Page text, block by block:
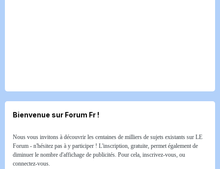
Bienvenue sur Forum Fr !
Nous vous invitons à découvrir les centaines de milliers de sujets existants sur LE
Forum - n'hésitez pas à y participer ! L'inscription, gratuite, permet également de
diminuer le nombre d'affichage de publicités. Pour cela, inscrivez-vous, ou
connectez-vous.